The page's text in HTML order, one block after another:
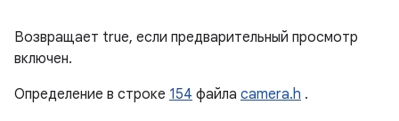
Возвращает true, если предварительный просмотр
включен.
Определение в строке 154 файла camera.h .